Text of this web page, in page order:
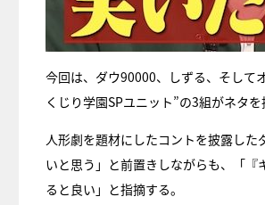
今回は、ダウ90000、しずる、そして
くじり学園SPユニット”の3組がネタを
人形劇を題材にしたコントを披露し
いと思う」と前置きしながらも、「
ると良い」と指摘する。